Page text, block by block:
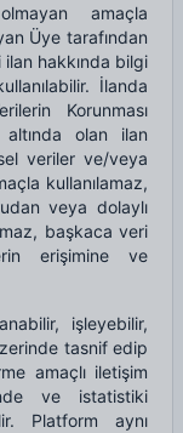
amaçla
Üye tarafından
hakkında bilgi
İlanda
Korunması
altında olan ilan
veriler ve/veya
kullanılamaz,
veya dolaylı
başkaca veri
erişimine ve
işleyebilir,
tasnif edip
amaçlı iletişim
ve istatistiki
Platform aynı